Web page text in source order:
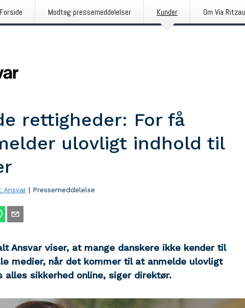
Forside Modtag pressemeddelelser Kunder Om Via Ritzau
rettigheder: For få
ulovligt indhold til
Ansvar | Pressemeddelelse
Ansvar viser, at mange danskere ikke kender til
medier, når det kommer til at anmelde ulovligt
alles sikkerhed online, siger direktør.